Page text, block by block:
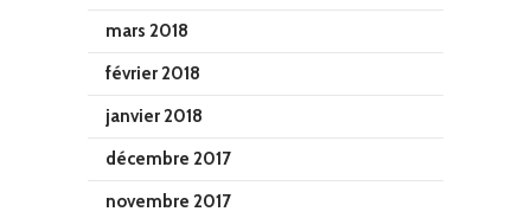
mars 2018
février 2018
janvier 2018
décembre 2017
novembre 2017